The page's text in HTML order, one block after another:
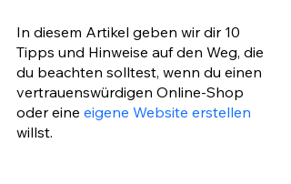
In diesem Artikel geben wir dir 10
Tipps und Hinweise auf den Weg, die
du beachten solltest, wenn du einen
vertrauenswürdigen Online-Shop
oder eine eigene Website erstellen
willst.